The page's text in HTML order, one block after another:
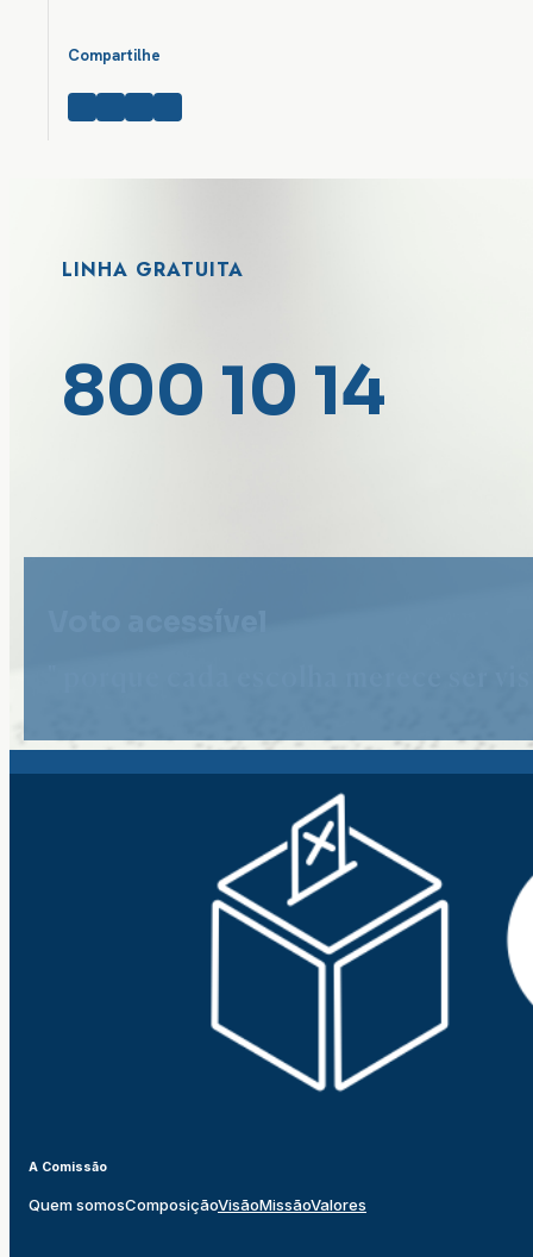
Compartilhe
LINHA GRATUITA
800 10 14
A Comissão
Quem somosComposiçãoVisãoMissãoValores